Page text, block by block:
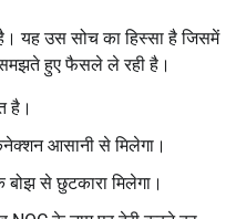
यह उस सोच का हिस्सा है जिसमें
हुए फैसले ले रही है।
है।
आसानी से मिलेगा।
से छुटकारा मिलेगा।